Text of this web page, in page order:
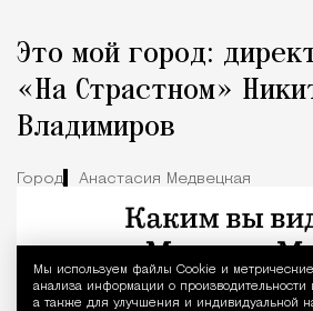
Мы используем файлы Сookie и
анализа информации о производительности
а также для улучшения и индивидуальной
Это мой город:
«На Страстном»
Владимиров
Город Анастасия Медвецкая